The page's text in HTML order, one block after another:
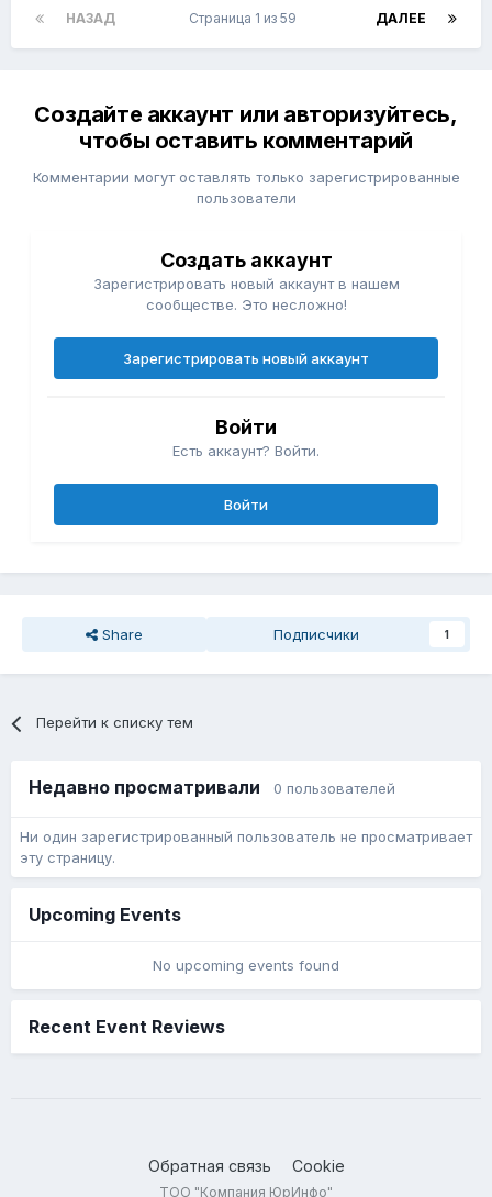
НАЗАД ДАЛЕЕ
Страница 1 из 59
Создайте аккаунт или авторизуйтесь,
чтобы оставить комментарий
Комментарии могут оставлять только зарегистрированные
пользователи
Создать аккаунт
Зарегистрировать новый аккаунт в нашем
сообществе. Это несложно!
Зарегистрировать новый аккаунт
Войти
Есть аккаунт? Войти.
Войти
Share Подписчики 1
Перейти к списку тем
Недавно просматривали 0 пользователей
Ни один зарегистрированный пользователь не просматривает
эту страницу.
Upcoming Events
No upcoming events found
Recent Event Reviews
Обратная связь Cookie
ТОО "Компания ЮрИнфо"